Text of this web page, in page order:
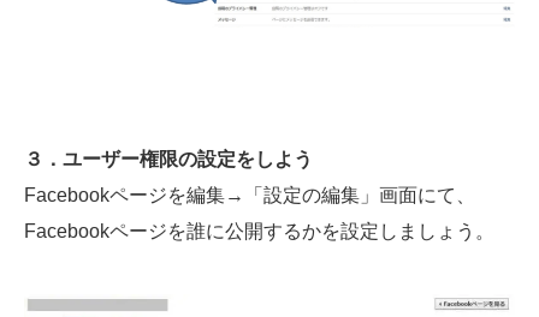
３．ユーザー権限の設定をしよう
Facebookページを編集→「設定の編集」画面にて、
Facebookページを誰に公開するかを設定しましょう。